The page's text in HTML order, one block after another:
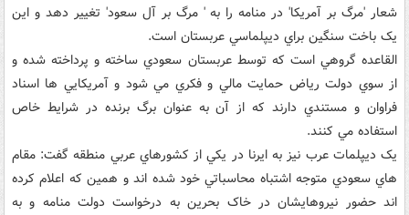
شعار 'مرگ بر آمريکا' در منامه را به ' مرگ بر آل سعود' تغيير دهد و اين
يک باخت سنگين براي ديپلماسي عربستان است.
القاعده گروهي است که توسط عربستان سعودي ساخته و پرداخته شده و
از سوي دولت رياض حمايت مالي و فکري مي شود و آمريکايي ها اسناد
فراوان و مستندي دارند که از آن به عنوان برگ برنده در شرايط خاص
استفاده مي کنند.
يک ديپلمات عرب نيز به ايرنا در يکي از کشورهاي عربي منطقه گفت: مقام
هاي سعودي متوجه اشتباه محاسباتي خود شده اند و همين که اعلام کرده
اند حضور نيروهايشان در خاک بحرين به درخواست دولت منامه و به